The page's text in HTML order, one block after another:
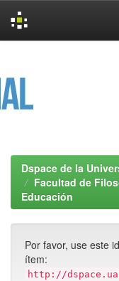
Dspace de la
Facultad de
Educación
Por favor, use este
ítem:
http://